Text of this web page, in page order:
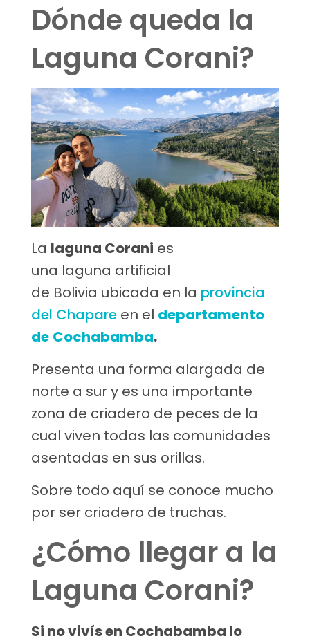
Dónde queda la
Laguna Corani?
La laguna Corani es
una laguna artificial
de Bolivia ubicada en la provincia
del Chapare en el departamento
de Cochabamba.
Presenta una forma alargada de
norte a sur y es una importante
zona de criadero de peces de la
cual viven todas las comunidades
asentadas en sus orillas.
Sobre todo aquí se conoce mucho
por ser criadero de truchas.
¿Cómo llegar a la
Laguna Corani?
Si no vivís en Cochabamba lo